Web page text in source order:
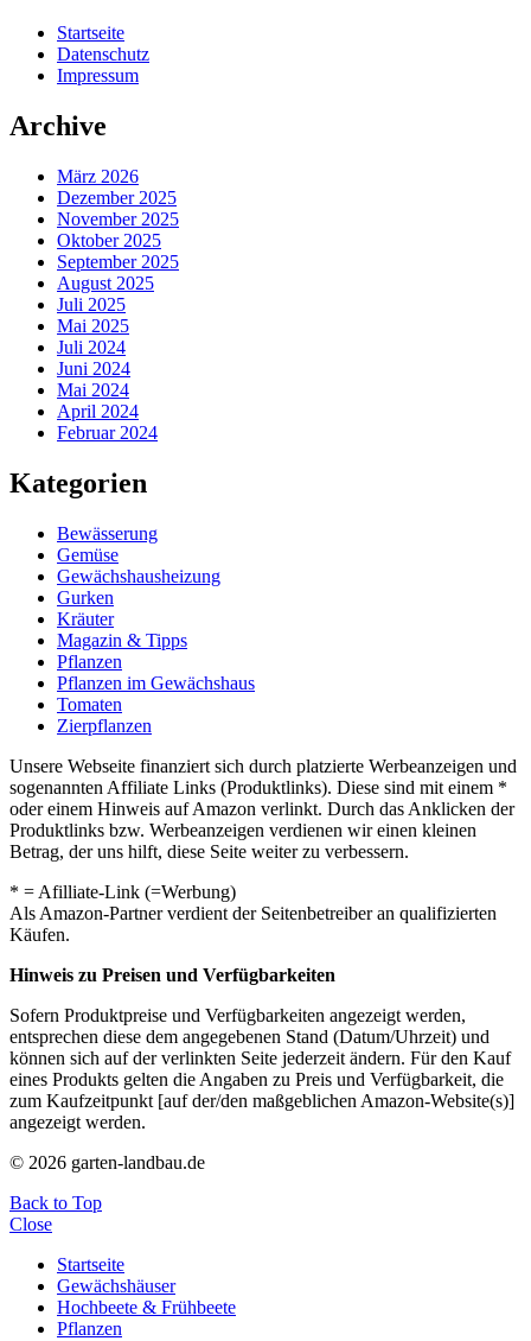
Startseite
Datenschutz
Impressum
Archive
März 2026
Dezember 2025
November 2025
Oktober 2025
September 2025
August 2025
Juli 2025
Mai 2025
Juli 2024
Juni 2024
Mai 2024
April 2024
Februar 2024
Kategorien
Bewässerung
Gemüse
Gewächshausheizung
Gurken
Kräuter
Magazin & Tipps
Pflanzen
Pflanzen im Gewächshaus
Tomaten
Zierpflanzen
Unsere Webseite finanziert sich durch platzierte Werbeanzeigen und
sogenannten Affiliate Links (Produktlinks). Diese sind mit einem *
oder einem Hinweis auf Amazon verlinkt. Durch das Anklicken der
Produktlinks bzw. Werbeanzeigen verdienen wir einen kleinen
Betrag, der uns hilft, diese Seite weiter zu verbessern.
* = Afilliate-Link (=Werbung)
Als Amazon-Partner verdient der Seitenbetreiber an qualifizierten
Käufen.
Hinweis zu Preisen und Verfügbarkeiten
Sofern Produktpreise und Verfügbarkeiten angezeigt werden,
entsprechen diese dem angegebenen Stand (Datum/Uhrzeit) und
können sich auf der verlinkten Seite jederzeit ändern. Für den Kauf
eines Produkts gelten die Angaben zu Preis und Verfügbarkeit, die
zum Kaufzeitpunkt [auf der/den maßgeblichen Amazon-Website(s)]
angezeigt werden.
© 2026 garten-landbau.de
Back to Top
Close
Startseite
Gewächshäuser
Hochbeete & Frühbeete
Pflanzen